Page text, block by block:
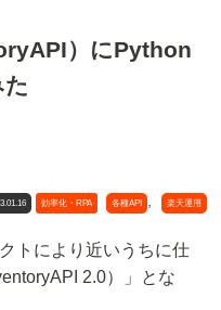
）にPython
効率化・RPA 各種API , 楽天運用
トにより近いうちに仕
2.0）」とな